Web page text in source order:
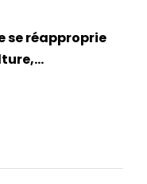
se réapproprie